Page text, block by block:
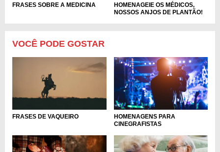
FRASES SOBRE A MEDICINA
HOMENAGEIE OS MÉDICOS,
NOSSOS ANJOS DE PLANTÃO!
VOCÊ PODE GOSTAR
FRASES DE VAQUEIRO
HOMENAGENS PARA
CINEGRAFISTAS